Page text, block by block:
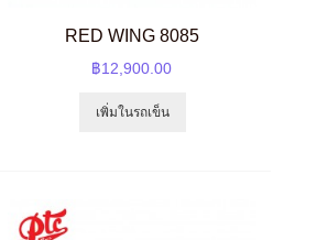
RED WING 8085
฿12,900.00
เพิ่มในรถเข็น